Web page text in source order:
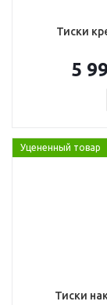
5
Уцененный товар